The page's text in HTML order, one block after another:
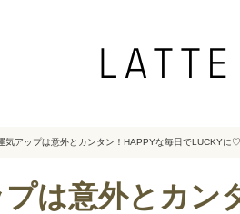
気アップは意外とカンタン！HAPPYな毎日でLUCKYに♡
は意外とカン